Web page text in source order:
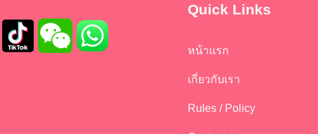
Quick Links
หน้าแรก
เกี่ยวกับเรา
Rules / Policy